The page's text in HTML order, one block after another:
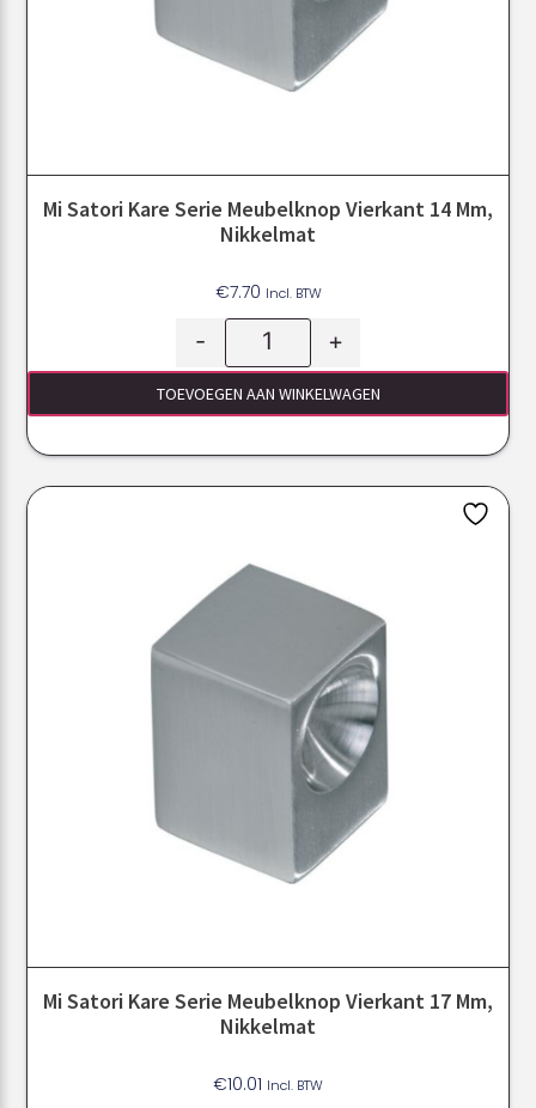
Mi Satori Kare Serie Meubelknop Vierkant 14 Mm,
Nikkelmat
€7.70 Incl. BTW
- +
TOEVOEGEN AAN WINKELWAGEN
Mi Satori Kare Serie Meubelknop Vierkant 17 Mm,
Nikkelmat
€10.01 Incl. BTW